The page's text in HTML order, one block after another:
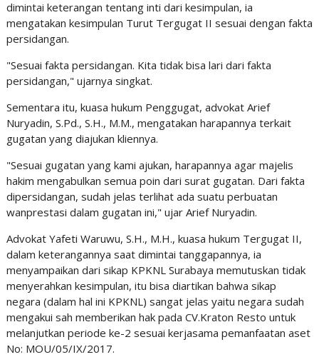
dimintai keterangan tentang inti dari kesimpulan, ia
mengatakan kesimpulan Turut Tergugat II sesuai dengan fakta
persidangan.
"Sesuai fakta persidangan. Kita tidak bisa lari dari fakta
persidangan," ujarnya singkat.
Sementara itu, kuasa hukum Penggugat, advokat Arief
Nuryadin, S.Pd., S.H., M.M., mengatakan harapannya terkait
gugatan yang diajukan kliennya.
"Sesuai gugatan yang kami ajukan, harapannya agar majelis
hakim mengabulkan semua poin dari surat gugatan. Dari fakta
dipersidangan, sudah jelas terlihat ada suatu perbuatan
wanprestasi dalam gugatan ini," ujar Arief Nuryadin.
Advokat Yafeti Waruwu, S.H., M.H., kuasa hukum Tergugat II,
dalam keterangannya saat dimintai tanggapannya, ia
menyampaikan dari sikap KPKNL Surabaya memutuskan tidak
menyerahkan kesimpulan, itu bisa diartikan bahwa sikap
negara (dalam hal ini KPKNL) sangat jelas yaitu negara sudah
mengakui sah memberikan hak pada CV.Kraton Resto untuk
melanjutkan periode ke-2 sesuai kerjasama pemanfaatan aset
No: MOU/05/IX/2017.